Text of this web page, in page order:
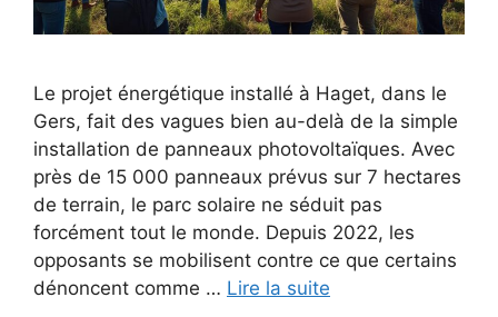
Le projet énergétique installé à Haget, dans le
Gers, fait des vagues bien au-delà de la simple
installation de panneaux photovoltaïques. Avec
près de 15 000 panneaux prévus sur 7 hectares
de terrain, le parc solaire ne séduit pas
forcément tout le monde. Depuis 2022, les
opposants se mobilisent contre ce que certains
dénoncent comme … Lire la suite